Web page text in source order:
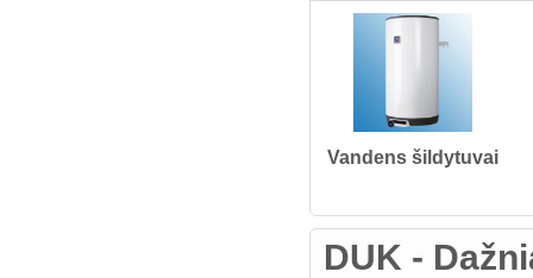
Vandens šildytuvai
DUK -